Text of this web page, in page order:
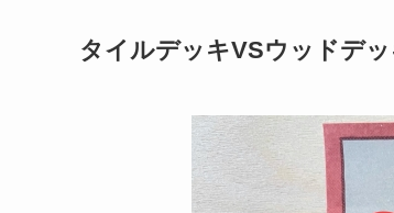
タイルデッキVSウッドデ